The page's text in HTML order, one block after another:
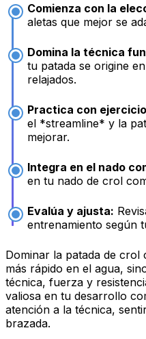
Comienza con la
aletas que mejor se
Domina la técnica
tu patada se origine
relajados.
Practica con
el *streamline* y la
mejorar.
Integra en el nado
en tu nado de crol
Evalúa y ajusta:
entrenamiento según
Dominar la patada de
más rápido en el agua,
técnica, fuerza y
valiosa en tu desarrollo
atención a la técnica,
brazada.